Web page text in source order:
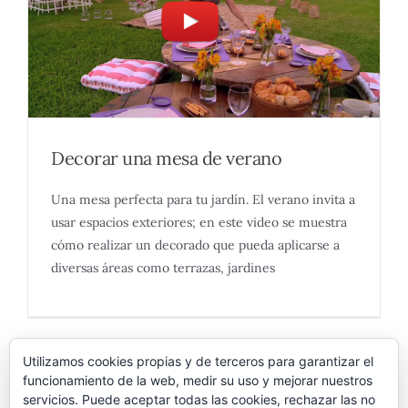
Decorar una mesa de verano
Una mesa perfecta para tu jardín. El verano invita a
usar espacios exteriores; en este video se muestra
cómo realizar un decorado que pueda aplicarse a
diversas áreas como terrazas, jardines
Utilizamos cookies propias y de terceros para garantizar el
funcionamiento de la web, medir su uso y mejorar nuestros
servicios. Puede aceptar todas las cookies, rechazar las no